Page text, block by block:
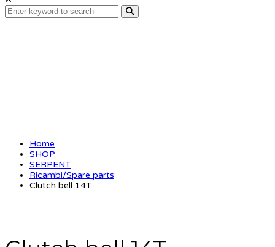
Home
SHOP
SERPENT
Ricambi/Spare parts
Clutch bell 14T